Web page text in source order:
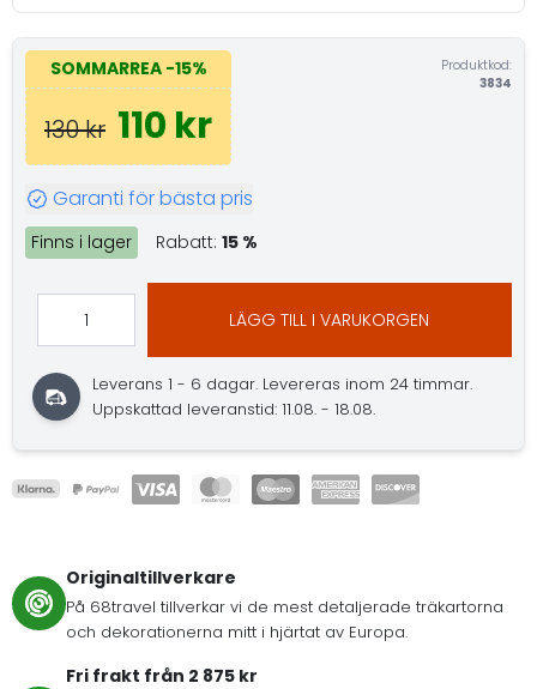
SOMMARREA -15%
130 kr 110 kr
Produktkod:
3834
Garanti för bästa pris
Finns i lager Rabatt: 15 %
LÄGG TILL I VARUKORGEN
Leverans 1 - 6 dagar. Levereras inom 24 timmar.
Uppskattad leveranstid: 11.08. - 18.08.
Originaltillverkare
På 68travel tillverkar vi de mest detaljerade träkartorna
och dekorationerna mitt i hjärtat av Europa.
Fri frakt från 2 875 kr